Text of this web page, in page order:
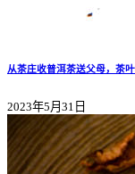
从茶庄收普洱茶送父母，茶
2023年5月31日